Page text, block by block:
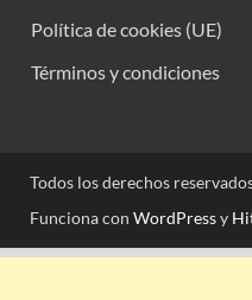
Política de cookies (UE)
Términos y condiciones
Todos los derechos
Funciona con WordPressy